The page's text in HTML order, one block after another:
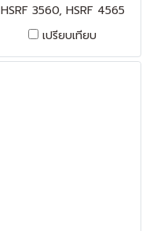
HSRF 3560, HSRF 4565
เปรียบเทียบ